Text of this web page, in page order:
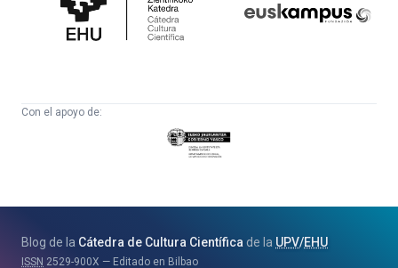
Cultura
Científica
Con el apoyo de:
Eusko
Jaurlaritza
eta
Blog de la Cátedra de Cultura Científicade la UPV/EHU
ISSN 2529-900X Editado en Bilbao